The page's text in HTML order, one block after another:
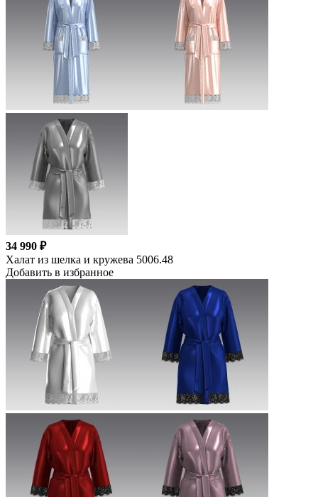
34 990 ₽
Халат из шелка и кружева 5006.48
Добавить в избранное